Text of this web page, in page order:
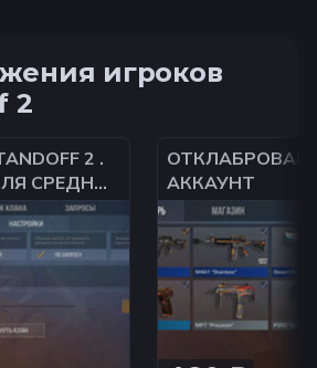
игроков
2
2 .
СРЕДНИХ
ЗВАНИЕ
, ММ
1
в личном
АККАУНТ